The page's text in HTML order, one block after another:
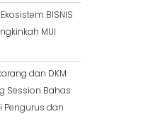
BISNIS
MUI
dan DKM
Session Bahas
Pengurus dan